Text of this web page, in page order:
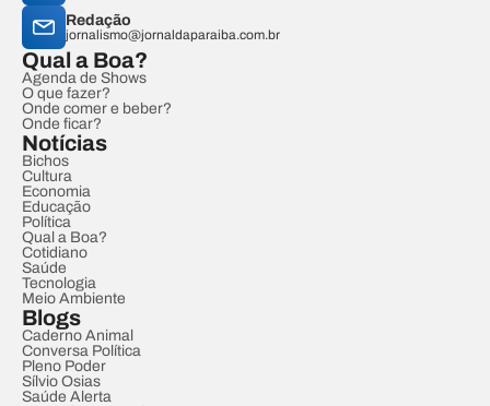
Redação
jornalismo@jornaldaparaiba.com.br
Qual a Boa?
Agenda de Shows
O que fazer?
Onde comer e beber?
Onde ficar?
Notícias
Bichos
Cultura
Economia
Educação
Política
Qual a Boa?
Cotidiano
Saúde
Tecnologia
Meio Ambiente
Blogs
Caderno Animal
Conversa Política
Pleno Poder
Sílvio Osias
Saúde Alerta